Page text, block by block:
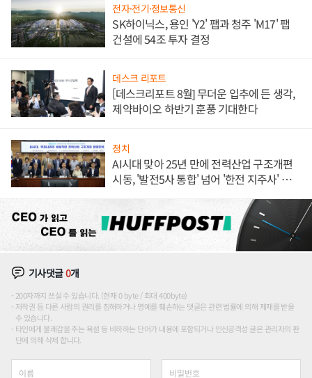
전자·전기·정보통신
SK하이닉스, 용인 'Y2' 팹과 청주 'M17' 팹
건설에 54조 투자 결정
데스크 리포트
[데스크리포트 8월] 무더운 입추에 든 생각,
제약바이오 하반기 훈풍 기대한다
정치
AI시대 맞아 25년 만에 전력산업 구조개편
시동, '발전5사 통합' 넘어 '한전 지주사' 재편
기사댓글0개
200자까지 쓰실 수 있습니다. (현재 0 byte / 최대 400byte)
저작권 등 다른 사람의 권리를 침해하거나 명예를 훼손하는 댓글은 관련 법률에 의해 제재를 받을
수 있습니다.
타인에게 불쾌감을 주는 욕설 등 비하하는 단어가 내용에 포함되거나 인신공격성 글은 관리자의 판
단에 의해 삭제 합니다.